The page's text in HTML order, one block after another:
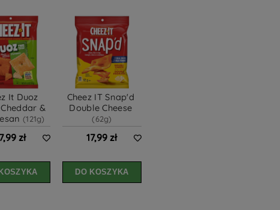
It Duoz
&
(121g)
zł
Cheez IT Snap'd
Double Cheese
(62g)
17,99 zł
DO KOSZYKA